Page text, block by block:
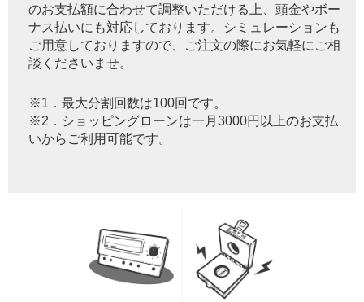
のお支払額に合わせて調整いただける上、頭金やボー
ナス払いにも対応しております。シミュレーションも
ご用意しておりますので、ご注文の際にお気軽にご相
談くださいませ。
※1．最大分割回数は100回です。
※2．ショッピングローンは一月3000円以上のお支払
いからご利用可能です。